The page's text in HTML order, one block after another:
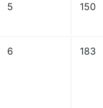
5 150
6 183